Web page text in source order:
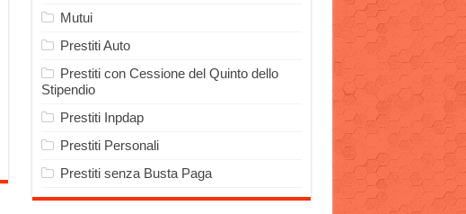
Mutui
Prestiti Auto
Prestiti con Cessione del Quinto dello
Stipendio
Prestiti Inpdap
Prestiti Personali
Prestiti senza Busta Paga